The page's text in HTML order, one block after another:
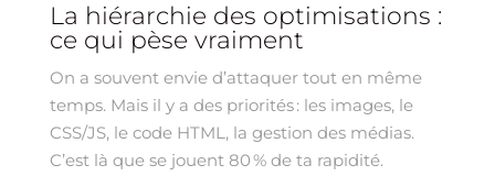
La hiérarchie des optimisations :
ce qui pèse vraiment
On a souvent envie d’attaquer tout en même
temps. Mais il y a des priorités : les images, le
CSS/JS, le code HTML, la gestion des médias.
C’est là que se jouent 80 % de ta rapidité.